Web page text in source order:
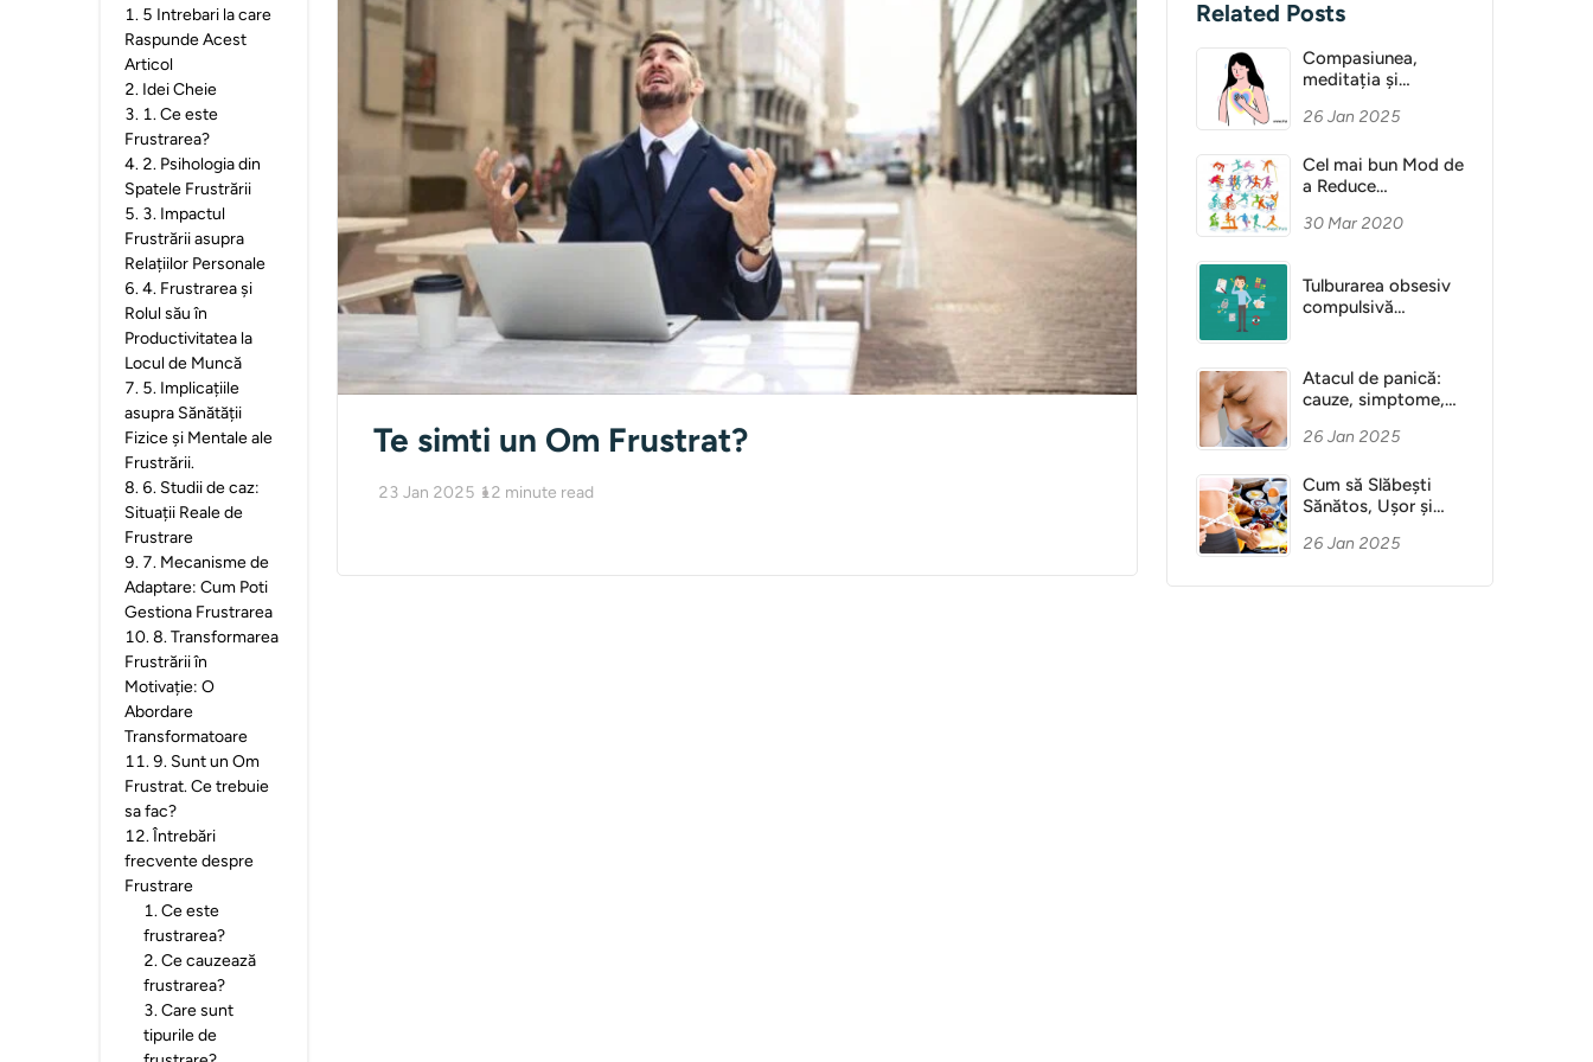
1. 5 Intrebari la care
Raspunde Acest
Articol
2. Idei Cheie
3. 1. Ce este
Frustrarea?
4. 2. Psihologia din
Spatele Frustrării
5. 3. Impactul
Frustrării asupra
Relațiilor Personale
6.4. Frustrarea și
Rolul său în
Productivitatea la
Locul de Muncă
7. 5. Implicațiile
asupra Sănătății
Fizice și Mentale ale
Frustrării.
8. 6. Studii de caz:
Situații Reale de
Frustrare
9. 7. Mecanisme de
Adaptare: Cum Poti
Gestiona Frustrarea
10.8. Transformarea
Frustrării în
Motivație: O
Abordare
Transformatoare
11.9. Sunt un Om
Frustrat. Ce trebuie
sa fac?
12.Întrebări
frecvente despre
Frustrare
1.Ce este
frustrarea?
2.Ce cauzează
frustrarea?
3.Care sunt
tipurile de
Te simti un Om Frustrat?
23 Jan 2025 12 minute read
Related Posts
Compasiunea,
meditația și
26 Jan 2025
Cel mai bun Mod de
a Reduce
30 Mar 2020
Tulburarea obsesiv
compulsivă
Atacul de panică:
cauze, simptome,
26 Jan 2025
Cum să Slăbești
Sănătos, Ușor și
26 Jan 2025